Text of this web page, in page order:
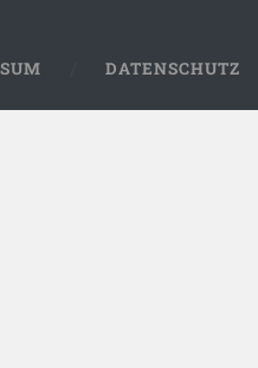
DATENSCHUTZ